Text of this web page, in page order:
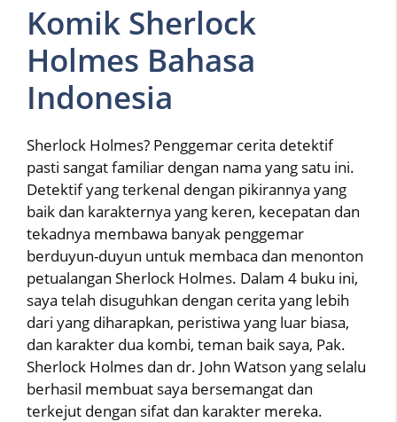
Komik Sherlock
Holmes Bahasa
Indonesia
Sherlock Holmes? Penggemar cerita detektif
pasti sangat familiar dengan nama yang satu ini.
Detektif yang terkenal dengan pikirannya yang
baik dan karakternya yang keren, kecepatan dan
tekadnya membawa banyak penggemar
berduyun-duyun untuk membaca dan menonton
petualangan Sherlock Holmes. Dalam 4 buku ini,
saya telah disuguhkan dengan cerita yang lebih
dari yang diharapkan, peristiwa yang luar biasa,
dan karakter dua kombi, teman baik saya, Pak.
Sherlock Holmes dan dr. John Watson yang selalu
berhasil membuat saya bersemangat dan
terkejut dengan sifat dan karakter mereka.